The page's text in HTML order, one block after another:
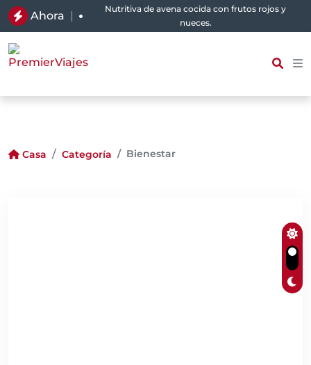
Ahora |
Nutritiva de avena cocida con frutos rojos y
nueces.
Casa Categoría Bienestar